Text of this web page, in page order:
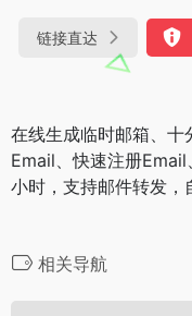
链接直达
在线生成临时邮箱、十
Email、快速注册
小时，支持邮件转发，
相关导航